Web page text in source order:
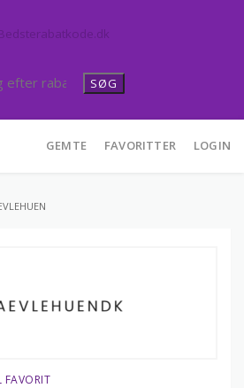
SØG
GEMTE FAVORITTER LOGIN
FAVORIT